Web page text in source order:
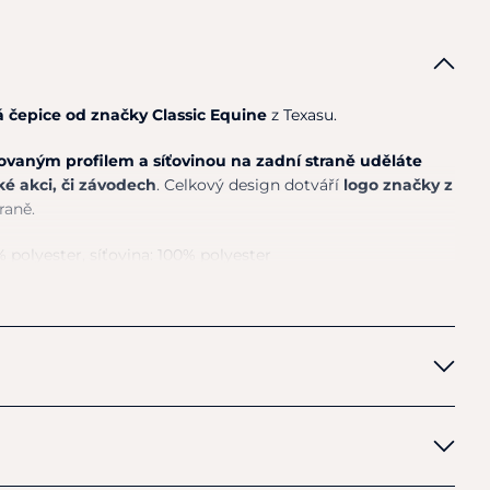
od značky Classic Equine z Texasu.
profilem a síťovinou na zadní straně uděláte
akci, či závodech. Celkový design dotváří logo značky z
polyester, síťovina: 100% polyester